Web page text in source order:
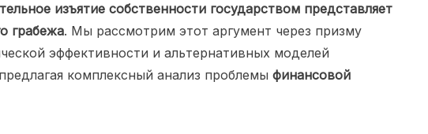
изъятие собственности государством представляет
грабежа. Мы рассмотрим этот аргумент через призму
эффективности и альтернативных моделей
комплексный анализ проблемы финансовой